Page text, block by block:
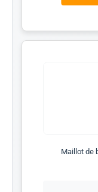
Maillot de